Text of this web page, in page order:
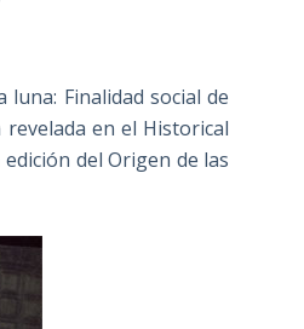
Finalidad social de
en el Historical
del Origen de las